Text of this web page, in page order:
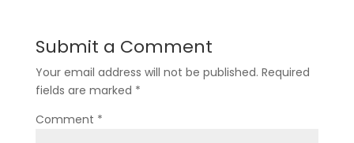
Submit a Comment
Your email address will not be published. Required
fields are marked *
Comment *